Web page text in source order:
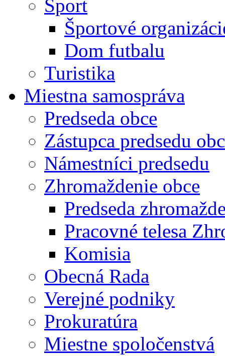
Šport
Športové
Dom futbalu
Turistika
Miestna samospráva
Predseda obce
Zástupca predsedu
Námestníci predsedu
Zhromaždenie obce
Predseda
Pracovné telesa
Komisia
Obecná Rada
Verejné podniky
Prokuratúra
Miestne spoločenstvá